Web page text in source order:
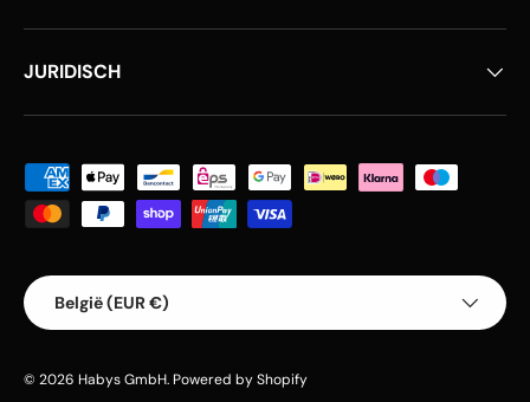
JURIDISCH
Geaccepteerde betaalmethoden
Land/Regio
België (EUR €)
© 2026 Habys GmbH. Powered by Shopify